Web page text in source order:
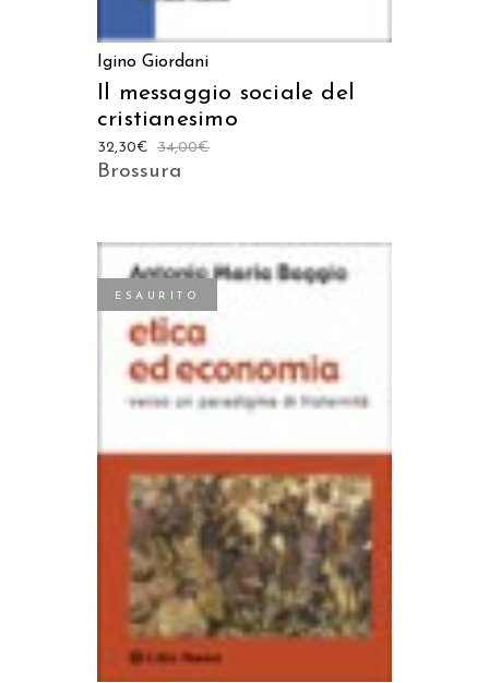
Igino Giordani
Il messaggio sociale del
cristianesimo
34,00€
32,30€
Brossura
ESAURITO